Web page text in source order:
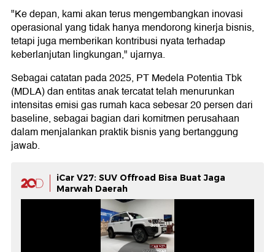
"Ke depan, kami akan terus mengembangkan inovasi
operasional yang tidak hanya mendorong kinerja bisnis,
tetapi juga memberikan kontribusi nyata terhadap
keberlanjutan lingkungan," ujarnya.
Sebagai catatan pada 2025, PT Medela Potentia Tbk
(MDLA) dan entitas anak tercatat telah menurunkan
intensitas emisi gas rumah kaca sebesar 20 persen dari
baseline, sebagai bagian dari komitmen perusahaan
dalam menjalankan praktik bisnis yang bertanggung
jawab.
iCar V27: SUV Offroad Bisa Buat Jaga
Marwah Daerah